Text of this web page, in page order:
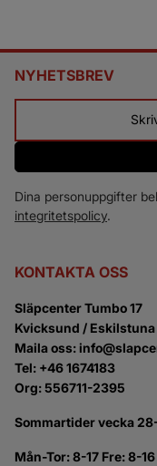
NYHETSBREV
Dina personuppgifter
integritetspolicy.
KONTAKTA OSS
Släpcenter Tumbo 17
Kvicksund / Eskilstuna
Maila oss:
Tel: +46 1674183
Org: 556711-2395
Sommartider vecka
Mån-Tor: 8-17 Fre: 8-16